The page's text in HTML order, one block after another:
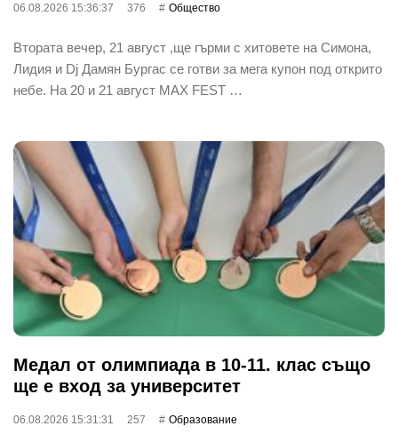
06.08.2026 15:36:37 376 Общество
Втората вечер, 21 август ,ще гърми с хитовете на Симона,
Лидия и Dj Дамян Бургас се готви за мега купон под открито
небе. На 20 и 21 август MAX FEST …
Медал от олимпиада в 10-11. клас също
ще е вход за университет
06.08.2026 15:31:31 257 Oбразование